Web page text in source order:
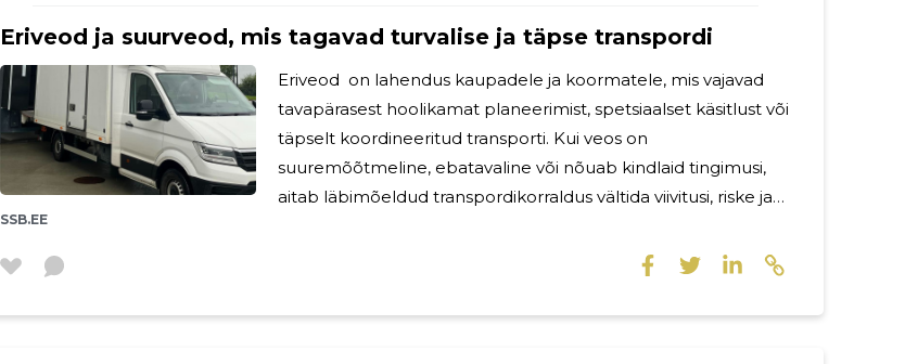
Eriveod ja suurveod, mis tagavad turvalise ja täpse transpordi
SSB.EE
Eriveod on lahendus kaupadele ja koormatele, mis vajavad
tavapärasest hoolikamat planeerimist, spetsiaalset käsitlust või
täpselt koordineeritud transporti. Kui veos on
suuremõõtmeline, ebatavaline või nõuab kindlaid tingimusi,
aitab läbimõeldud transpordikorraldus vältida viivitusi, riske ja
kõige olulisem, et kogu protsess oleks kontrollitud algusest
mõõtude, kaalude ja sihtkoha eripärade arvestamisele. Selline